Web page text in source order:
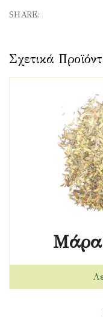
SHARE: